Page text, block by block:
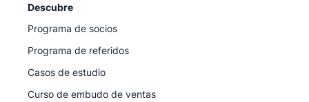
Descubre
Programa de socios
Programa de referidos
Casos de estudio
Curso de embudo de ventas